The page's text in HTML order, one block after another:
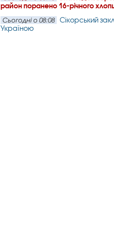
район поранено 16-річного
Сьогодні о 08:08
Сікорський
Україною